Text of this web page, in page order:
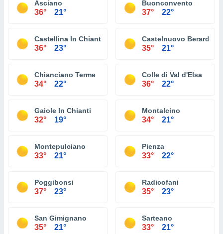
Asciano
36° 21°
Buonconvento
37° 22°
Castellina In Chianti
36° 23°
Castelnuovo
35° 21°
Chianciano Terme
34° 22°
Colle di Val d'Elsa
36° 22°
Gaiole In Chianti
32° 19°
Montalcino
34° 21°
Montepulciano
33° 21°
Pienza
33° 22°
Poggibonsi
37° 23°
Radicofani
35° 23°
San Gimignano
35° 21°
Sarteano
33° 21°